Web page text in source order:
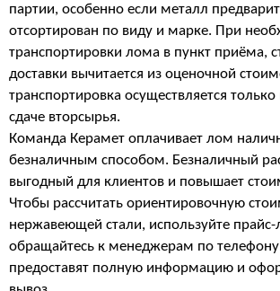
партии, особенно если металл
отсортирован по виду и марке. При
транспортировки лома в пункт приёма,
доставки вычитается из оценочной
транспортировка осуществляется
сдаче вторсырья.
Команда Керамет оплачивает лом
безналичным способом. Безналичный
выгодный для клиентов и повышает
Чтобы рассчитать ориентировочную
нержавеющей стали, используйте прайс-
обращайтесь к менеджерам по
предоставят полную информацию и